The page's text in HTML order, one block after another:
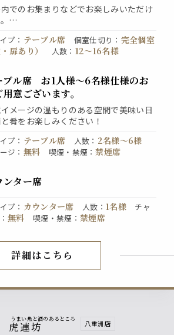
でのお集まりなどでお楽しみいただけ
適です。
プ ： テーブル席 個室仕切り ： 完全個室
・扉あり）
人数 ： 12〜16名様
意ございます。
メージの温もりのある空間で美味い日
肴をお楽しみください！
プ ： テーブル席 人数 ： 2名様〜6様
ジ ： 無料 喫煙・禁煙 ：禁煙席
ウンター席
プ ： カウンター席 人数 ： 1名様
チャ
： 無料 喫煙・禁煙 ： 禁煙席
店内紹介
詳細はこちら
うまい魚と酒のあるところ
虎連坊 八重洲店